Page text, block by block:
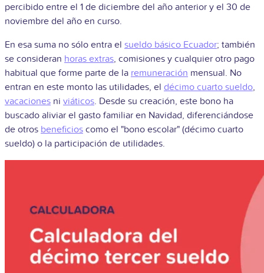
percibido entre el 1 de diciembre del año anterior y el 30 de
noviembre del año en curso.
En esa suma no sólo entra el sueldo básico Ecuador; también
se consideran horas extras, comisiones y cualquier otro pago
habitual que forme parte de la remuneración mensual. No
entran en este monto las utilidades, el décimo cuarto sueldo,
vacaciones ni viáticos. Desde su creación, este bono ha
buscado aliviar el gasto familiar en Navidad, diferenciándose
de otros beneficios como el "bono escolar" (décimo cuarto
sueldo) o la participación de utilidades.